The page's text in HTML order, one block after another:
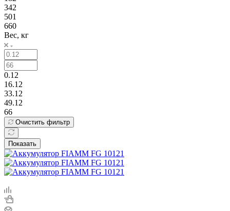
342
501
660
Вес, кг
0.12
16.12
33.12
49.12
66
Очистить фильтр
Показать